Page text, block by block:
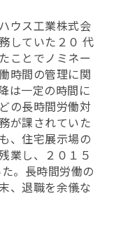
ウス工業株式会
していた２０ 代
ことでノミネー
時間の管理に関
は一定の時間に
の長時間労働対
が課されていた
、住宅展示場の
業し、２０１５
。長時間労働の
、退職を余儀な